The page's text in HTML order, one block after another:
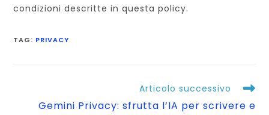
condizioni descritte in questa policy.
TAG: PRIVACY
articoli
Articolo successivo
Gemini Privacy: sfrutta l’IA per scrivere e